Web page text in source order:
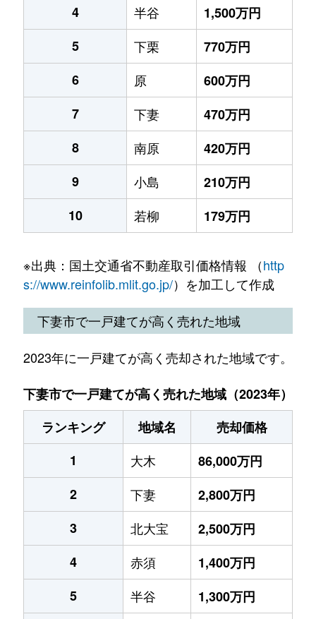
4
半谷
1,500万円
5
下栗
770万円
6
原
600万円
7
下妻
470万円
8
南原
420万円
9
小島
210万円
10
若柳 179万円
※出典：国土交通省不動産取引価格情報 （http
s://www.reinfolib.mlit.go.jp/）を加工して作成
下妻市で一戸建てが高く売れた地域
2023年に一戸建てが高く売却された地域です。
下妻市で一戸建てが高く売れた地域（2023年）
ランキング
地域名
売却価格
1
大木
86,000万円
2
下妻
2,800万円
3
北大宝
2,500万円
4
赤須
1,400万円
5
半谷
1,300万円